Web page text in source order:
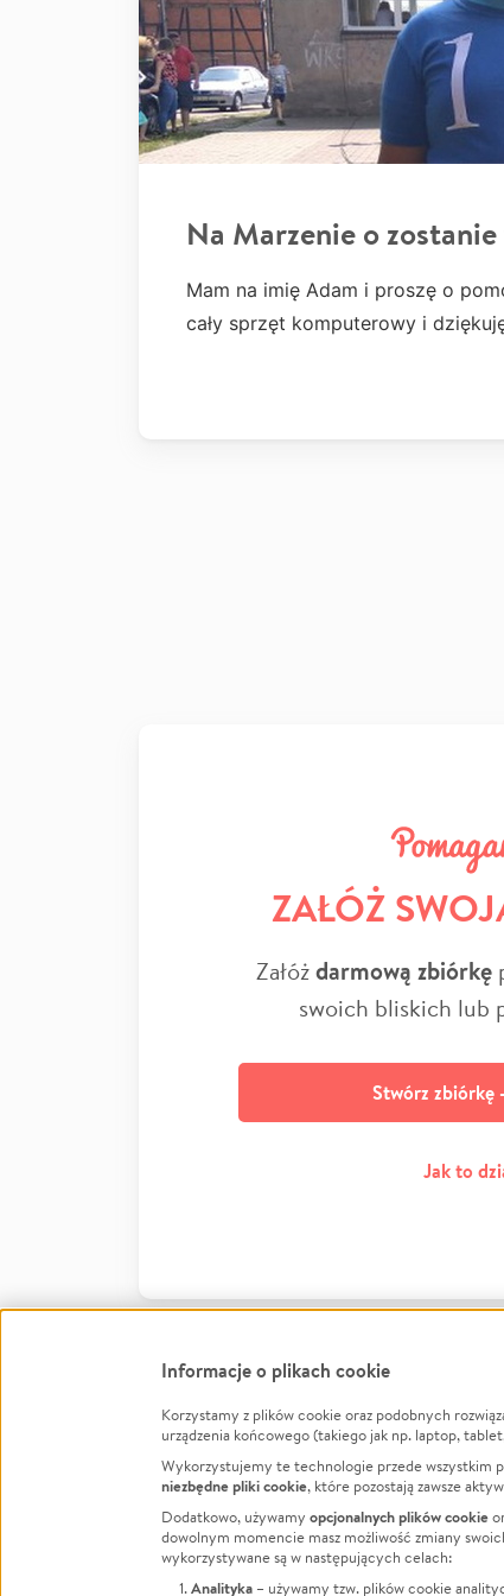
Na Marzenie o
Mam na imię Adam i proszę o
cały sprzęt komputerowy i
ZAŁÓŻ
Załóżdarmową zbiórkę
swoich bliskich lub
Stwórz zbiórkę
Jak to
FacebookTwitter Instagram
LinkedInTikTok Youtube
Informacje o plikach cookie
Korzystamy z plików cookie oraz podobnych
urządzenia końcowego (takiego jak np. laptop,
Wykorzystujemy te technologie przede wszystkim
niezbędne pliki cookie, które pozostają zawsze
Dodatkowo, używamy opcjonalnych plików cookie
dowolnym momencie masz możliwość zmiany
wykorzystywane są w następujących celach:
Analityka – używamy tzw. plików cookie